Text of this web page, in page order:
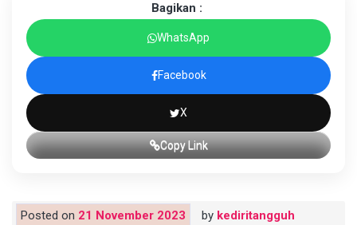
Bagikan :
WhatsApp
Facebook
X
Copy Link
Posted on 21 November 2023 by kediritangguh